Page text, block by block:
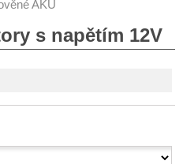
AKU
s napětím 12V